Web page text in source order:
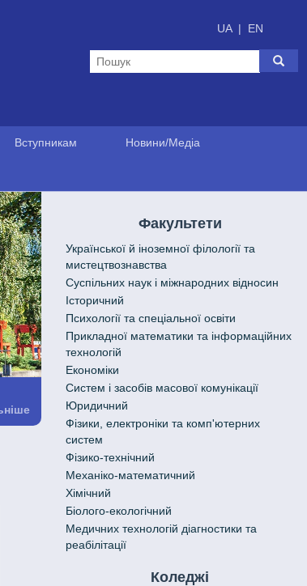
UA | EN
Вступникам Новини/Медіа
Факультети
Української й іноземної філології та
мистецтвознавства
Cуспільних наук і міжнародних відносин
Історичний
Психології та спеціальної освіти
Прикладної математики та інформаційних
технологій
Економіки
Систем і засобів масової комунікації
Юридичний
Фізики, електроніки та комп'ютерних
систем
Фізико-технічний
Механіко-математичний
Хімічний
Біолого-екологічний
Медичних технологій діагностики та
реабілітації
Коледжі